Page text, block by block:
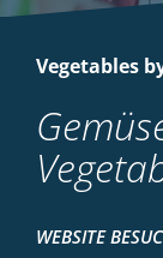
Vegetables
WEBSITE